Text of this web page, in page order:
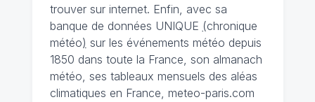
trouver sur internet. Enfin, avec sa
banque de données UNIQUE (chronique
météo) sur les événements météo depuis
1850 dans toute la France, son almanach
météo, ses tableaux mensuels des aléas
climatiques en France, meteo-paris.com